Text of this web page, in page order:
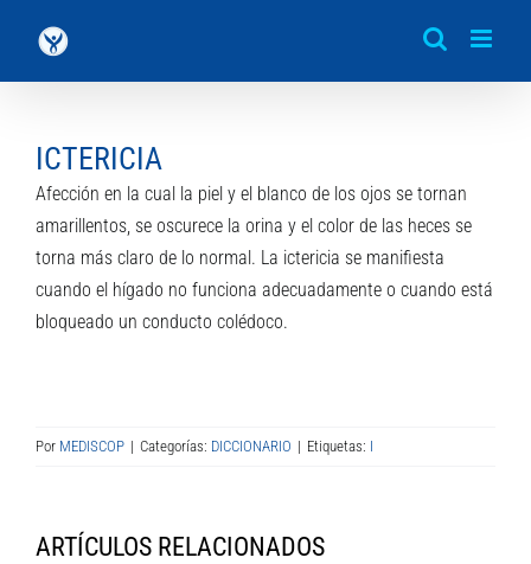
contenido
ICTERICIA
Afección en la cual la piel y el blanco de los ojos se tornan
amarillentos, se oscurece la orina y el color de las heces se
torna más claro de lo normal. La ictericia se manifiesta
cuando el hígado no funciona adecuadamente o cuando está
bloqueado un conducto colédoco.
Por MEDISCOP | Categorías: DICCIONARIO | Etiquetas: I
ARTÍCULOS RELACIONADOS